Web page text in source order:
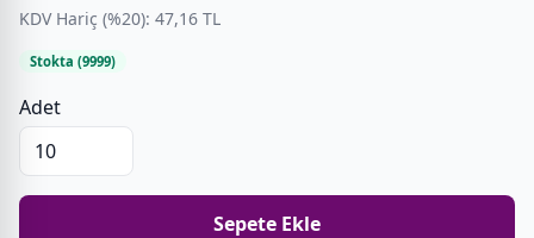
KDV Hariç (%20): 47,16 TL
Stokta (9999)
Adet
Sepete Ekle